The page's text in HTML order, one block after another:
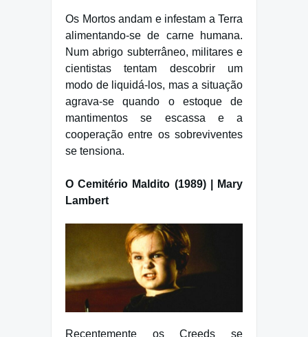
Os Mortos andam e infestam a Terra
alimentando-se de carne humana.
Num abrigo subterrâneo, militares e
cientistas tentam descobrir um
modo de liquidá-los, mas a situação
agrava-se quando o estoque de
mantimentos se escassa e a
cooperação entre os sobreviventes
se tensiona.
O Cemitério Maldito (1989) | Mary
Lambert
Recentemente os Creeds se